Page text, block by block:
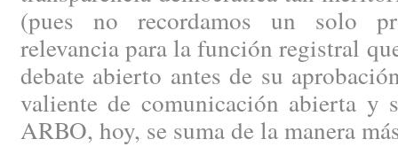
(pues no recordamos un solo
relevancia para la función registral
debate abierto antes de su
valiente de comunicación abierta y
ARBO, hoy, se suma de la manera